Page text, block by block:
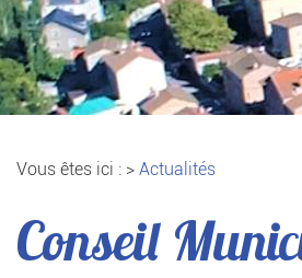
Vous êtes ici : > Actualités
Conseil